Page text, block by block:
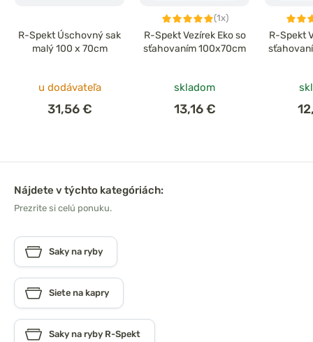
R-Spekt Úschovný sak
malý 100 x 70cm
u dodávateľa
31,56 €
(1x)
R-Spekt Vezírek Eko so
sťahovaním 100x70cm
skladom
13,16 €
R-Spekt
Nájdete v týchto kategóriách:
Prezrite si celú ponuku.
Saky na ryby
Siete na kapry
Saky na ryby R-Spekt